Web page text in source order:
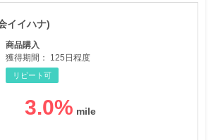
イイハナ)
商品購入
獲得期間：
125日程度
リピート可
3.0%